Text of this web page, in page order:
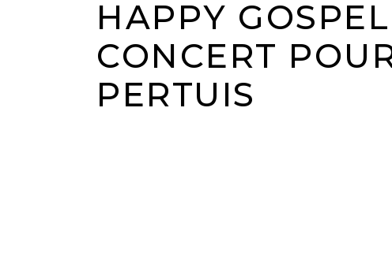
HAPPY
CONCERT
PERTUIS